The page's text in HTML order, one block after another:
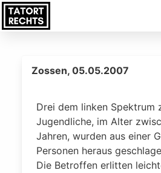
Zossen, 05.05.2007
Drei dem linken Spektrum
Jugendliche, im Alter
Jahren, wurden aus einer
Personen heraus
Die Betroffen erlitten